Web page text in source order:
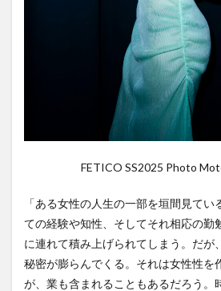
FETICO SS2025 Photo
「ある女性の人生の一部を垣間見てい
ての経験や知性、そしてそれ相応の勤
に連れて積み上げられてしまう。だが
秘密が膨らんでくる。それは女性性を
が、業も含まれることもあるだろう。